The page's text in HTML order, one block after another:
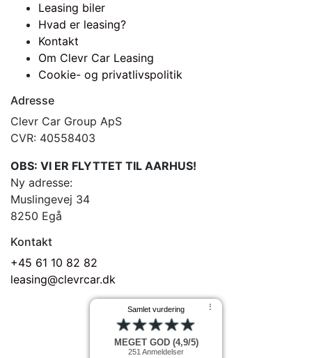
Leasing biler
Hvad er leasing?
Kontakt
Om Clevr Car Leasing
Cookie- og privatlivspolitik
Adresse
Clevr Car Group ApS
CVR: 40558403
OBS: VI ER FLYTTET TIL AARHUS!
Ny adresse:
Muslingevej 34
8250 Egå
Kontakt
+45 61 10 82 82
leasing@clevrcar.dk
Samlet vurdering ⠇
MEGET GOD (4,9/5)
251 Anmeldelser